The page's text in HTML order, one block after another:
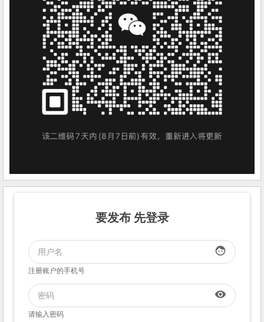
要发布 先登录
face
注册账户的手机号
visibility
请输入密码